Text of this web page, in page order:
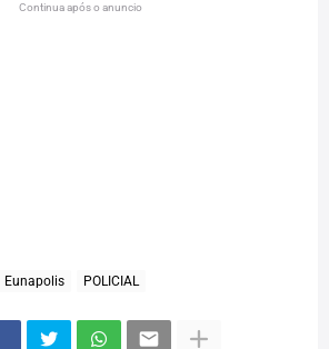
Continua após o anuncio
Eunapolis POLICIAL